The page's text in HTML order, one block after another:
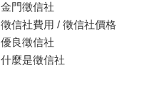
金門徵信社
徵信社費用 / 徵信社價格
優良徵信社
什麼是徵信社